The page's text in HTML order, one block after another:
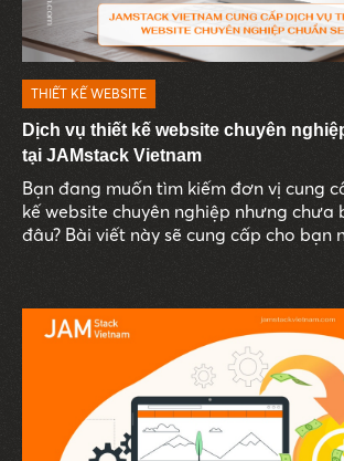
THIẾT KẾ WEBSITE
Dịch vụ thiết kế website chuyên
tại JAMstack Vietnam
Bạn đang muốn tìm kiếm đơn vị cung
kế website chuyên nghiệp nhưng
đâu? Bài viết này sẽ cung cấp cho bạn